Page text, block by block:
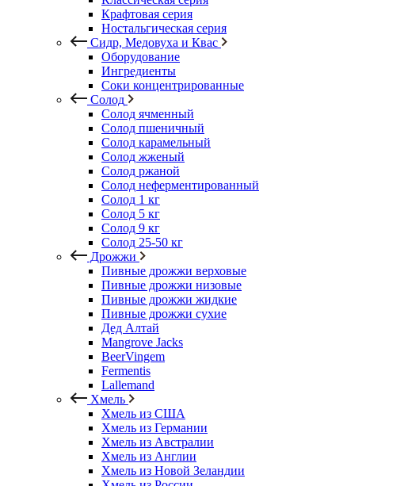
Крафтовая серия
Ностальгическая серия
Сидр, Медовуха и Квас
Оборудование
Ингредиенты
Соки концентрированные
Солод
Солод ячменный
Солод пшеничный
Солод карамельный
Солод жженый
Солод ржаной
Солод неферментированный
Солод 1 кг
Солод 5 кг
Солод 9 кг
Солод 25-50 кг
Дрожжи
Пивные дрожжи верховые
Пивные дрожжи низовые
Пивные дрожжи жидкие
Пивные дрожжи сухие
Дед Алтай
Mangrove Jacks
BeerVingem
Fermentis
Lallemand
Хмель
Хмель из США
Хмель из Германии
Хмель из Австралии
Хмель из Англии
Хмель из Новой Зеландии